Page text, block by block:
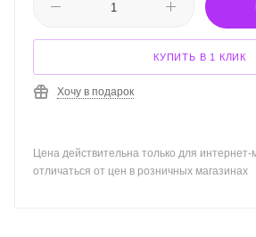
КУПИТЬ В 1 КЛИК
Хочу в подарок
Цена действительна только для
отличаться от цен в розничных магазинах